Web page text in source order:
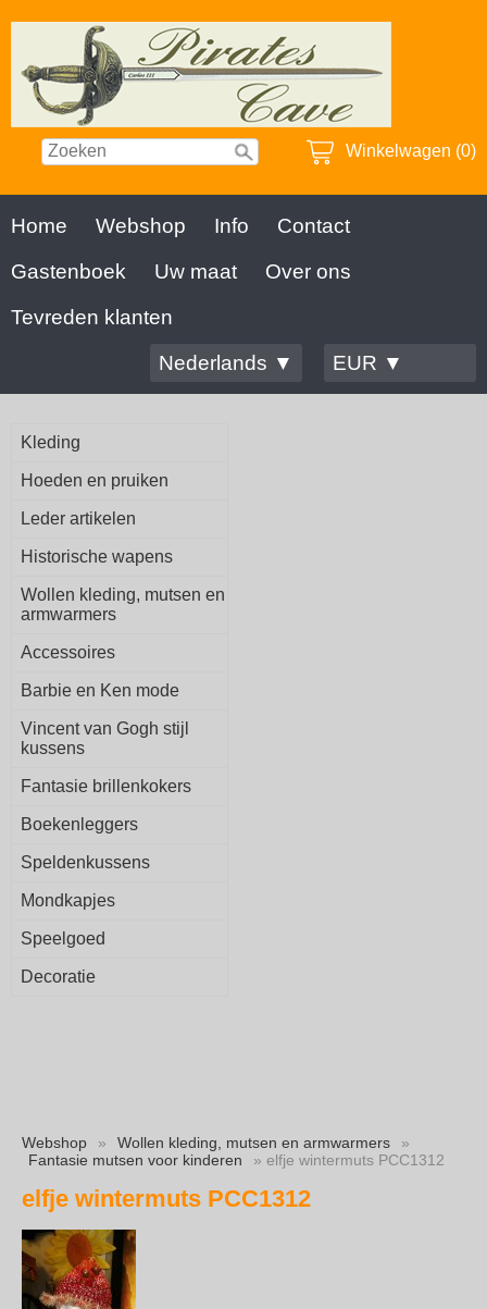
Winkelwagen (0)
Home Webshop Info
Contact
Gastenboek
Uw maat
Over ons
Tevreden klanten
Nederlands ▼
EUR ▼
Kleding
Hoeden en pruiken
Leder artikelen
Historische wapens
Wollen kleding, mutsen en
armwarmers
Accessoires
Barbie en Ken mode
Vincent van Gogh stijl
kussens
Fantasie brillenkokers
Boekenleggers
Speldenkussens
Mondkapjes
Speelgoed
Decoratie
Webshop » Wollen kleding, mutsen en armwarmers
»
Fantasie mutsen voor kinderen
» elfje wintermuts PCC1312
elfje wintermuts PCC1312